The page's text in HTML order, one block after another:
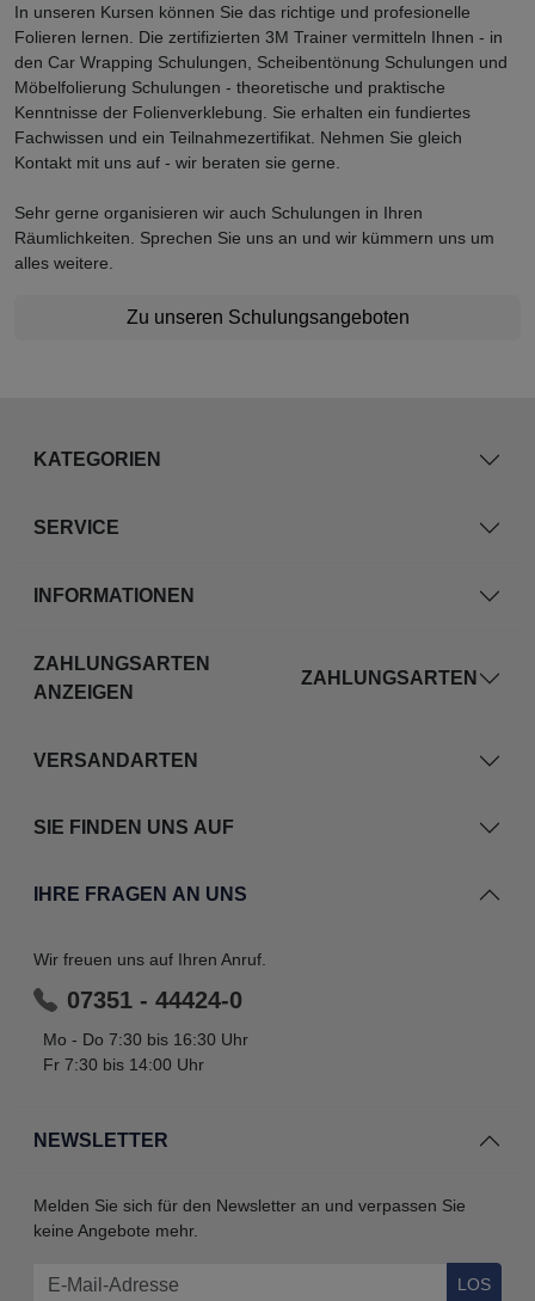
In unseren Kursen können Sie das richtige und profesionelle
Folieren lernen. Die zertifizierten 3M Trainer vermitteln Ihnen - in
den Car Wrapping Schulungen, Scheibentönung Schulungen und
Möbelfolierung Schulungen - theoretische und praktische
Kenntnisse der Folienverklebung. Sie erhalten ein fundiertes
Fachwissen und ein Teilnahmezertifikat. Nehmen Sie gleich
Kontakt mit uns auf - wir beraten sie gerne.
Sehr gerne organisieren wir auch Schulungen in Ihren
Räumlichkeiten. Sprechen Sie uns an und wir kümmern uns um
alles weitere.
Zu unseren Schulungsangeboten
KATEGORIEN
SERVICE
INFORMATIONEN
NEWSLETTER
Melden Sie sich für den Newsletter an und verpassen Sie
keine Angebote mehr.
LOS
ZAHLUNGSARTEN
ANZEIGEN
ZAHLUNGSARTEN
VERSANDARTEN
SIE FINDEN UNS AUF
IHRE FRAGEN AN UNS
Wir freuen uns auf Ihren Anruf.
07351 - 44424-0
Mo - Do 7:30 bis 16:30 Uhr
Fr 7:30 bis 14:00 Uhr